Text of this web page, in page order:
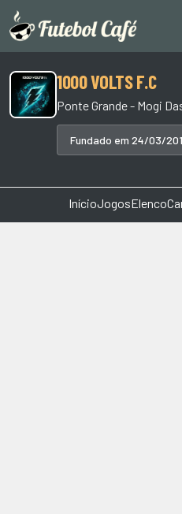
1000 VOLTS F.C
Ponte Grande - Mogi
Fundado em 24/03/
InícioJogosElenco